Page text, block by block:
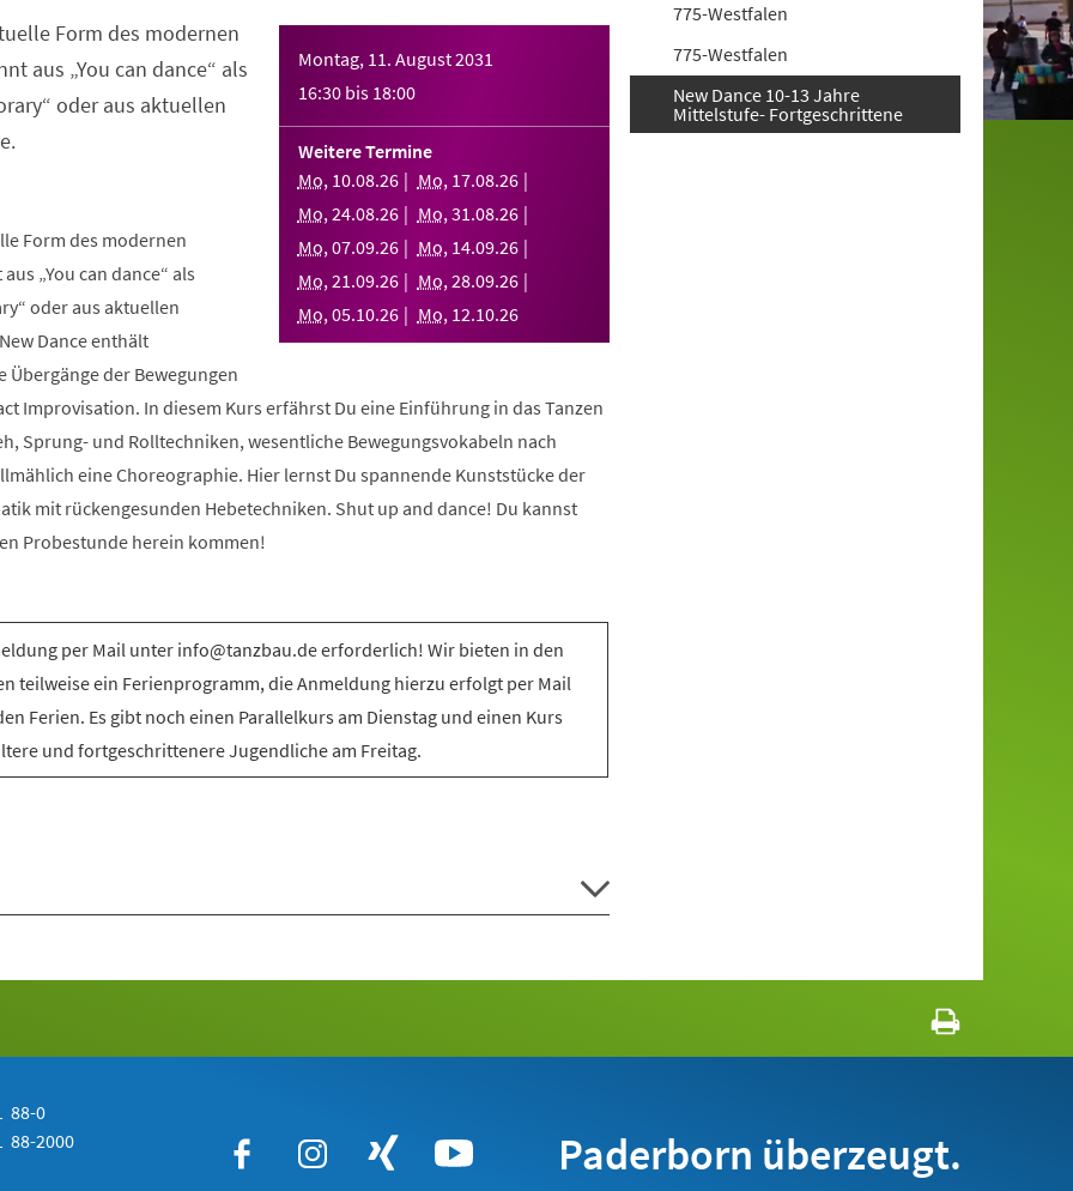
Montag, 11. August 2031
16:30 bis 18:00
Weitere Termine
Mo, 10.08.26 Mo, 17.08.26
Mo,24.08.26 Mo,31.08.26
Mo,07.09.26 Mo, 14.09.26
Mo,21.09.26 Mo,28.09.26
Mo,05.10.26 Mo, 12.10.26
Form des modernen
aus „You can dance“ als
oder aus aktuellen
Form des modernen
„You can dance“ als
oder aus aktuellen
Dance enthält
der Bewegungen
Improvisation. In diesem Kurs erfährst Du eine Einführung in das Tanzen
Sprung- und Rolltechniken, wesentliche Bewegungsvokabeln nach
eine Choreographie. Hier lernst Du spannende Kunststücke der
mit rückengesunden Hebetechniken. Shut up and dance! Du kannst
Probestunde herein kommen!
per Mail unter info@tanzbau.de erforderlich! Wir bieten in den
teilweise ein Ferienprogramm, die Anmeldung hierzu erfolgt per Mail
Ferien. Es gibt noch einen Parallelkurs am Dienstag und einen Kurs
und fortgeschrittenere Jugendliche am Freitag.
775-Westfalen
775-Westfalen
New Dance 10-13 Jahre
Mittelstufe- Fortgeschrittene
88-0
88-2000 Paderborn überzeugt.